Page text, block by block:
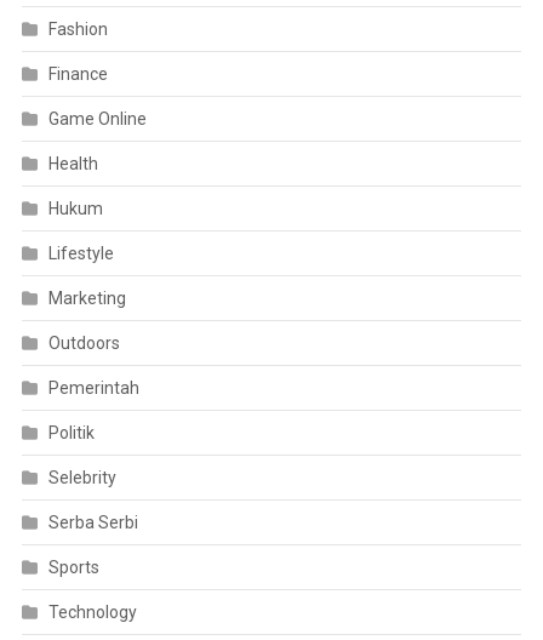
Fashion
Finance
Game Online
Health
Hukum
Lifestyle
Marketing
Outdoors
Pemerintah
Politik
Selebrity
Serba Serbi
Sports
Technology